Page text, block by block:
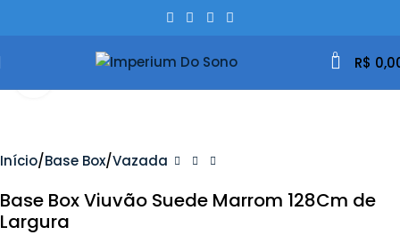
0 R$
Início Base Box Vazada
Base Box Viuvão Suede Marrom 128Cm de
Largura